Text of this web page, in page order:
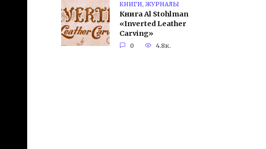
КНИГИ, ЖУРНАЛЫ
Книга Al Stohlman
«Inverted Leather
Carving»
0 4.8к.